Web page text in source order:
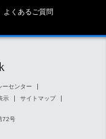
よくあるご質問
ーセンター
示 サイトマップ
72号